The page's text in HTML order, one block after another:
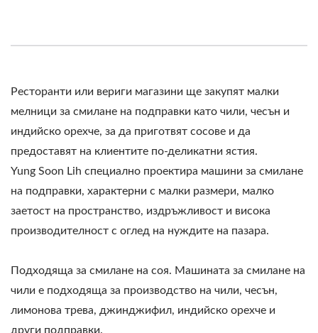
Ресторанти или вериги магазини ще закупят малки
мелници за смилане на подправки като чили, чесън и
индийско орехче, за да приготвят сосове и да
предоставят на клиентите по-деликатни ястия.
Yung Soon Lih специално проектира машини за смилане
на подправки, характерни с малки размери, малко
заетост на пространство, издръжливост и висока
производителност с оглед на нуждите на пазара.
Подходяща за смилане на соя. Машината за смилане на
чили е подходяща за производство на чили, чесън,
лимонова трева, джинджифил, индийско орехче и
други подправки.